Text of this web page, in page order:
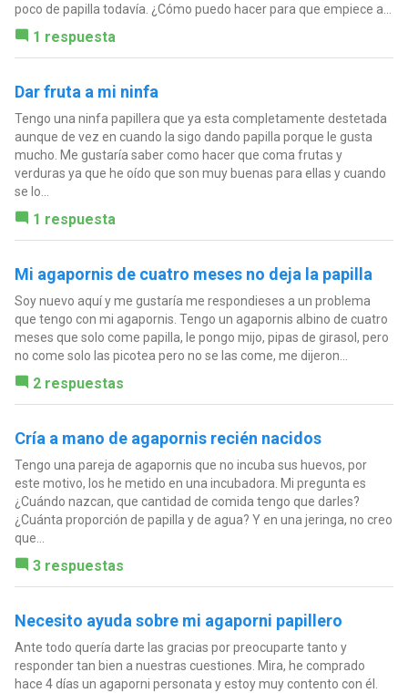
poco de papilla todavía. ¿Cómo puedo hacer para que empiece a...
1 respuesta
Dar fruta a mi ninfa
Tengo una ninfa papillera que ya esta completamente destetada
aunque de vez en cuando la sigo dando papilla porque le gusta
mucho. Me gustaría saber como hacer que coma frutas y
verduras ya que he oído que son muy buenas para ellas y cuando
se lo...
1 respuesta
Mi agapornis de cuatro meses no deja la papilla
Soy nuevo aquí y me gustaría me respondieses a un problema
que tengo con mi agapornis. Tengo un agapornis albino de cuatro
meses que solo come papilla, le pongo mijo, pipas de girasol, pero
no come solo las picotea pero no se las come, me dijeron...
2 respuestas
Cría a mano de agapornis recién nacidos
Tengo una pareja de agapornis que no incuba sus huevos, por
este motivo, los he metido en una incubadora. Mi pregunta es
¿Cuándo nazcan, que cantidad de comida tengo que darles?
¿Cuánta proporción de papilla y de agua? Y en una jeringa, no creo
que...
3 respuestas
Necesito ayuda sobre mi agaporni papillero
Ante todo quería darte las gracias por preocuparte tanto y
responder tan bien a nuestras cuestiones. Mira, he comprado
hace 4 días un agaporni personata y estoy muy contento con él.